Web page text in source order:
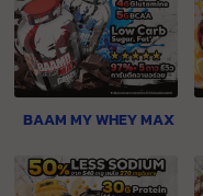
BAAM MY WHEY MAX